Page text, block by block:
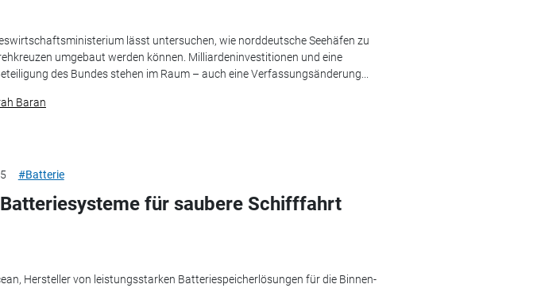
lässt untersuchen, wie norddeutsche Seehäfen zu
umgebaut werden können. Milliardeninvestitionen und eine
des Bundes stehen im Raum – auch eine Verfassungsänderung...
Baran
#Batterie
für saubere Schifffahrt
Hersteller von leistungsstarken Batteriespeicherlösungen für die Binnen-